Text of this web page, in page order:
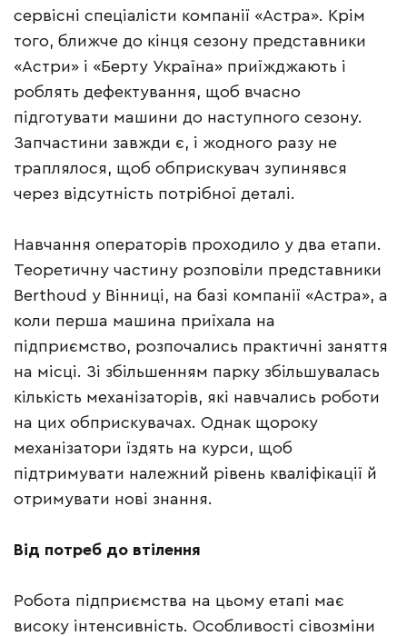
сервісні спеціалісти компанії «Астра». Крім
того, ближче до кінця сезону представники
«Астри» і «Берту Україна» приїжджають і
роблять дефектування, щоб вчасно
підготувати машини до наступного сезону.
Запчастини завжди є, і жодного разу не
траплялося, щоб обприскувач зупинявся
через відсутність потрібної деталі.
Навчання операторів проходило у два етапи.
Теоретичну частину розповіли представники
Berthoud у Вінниці, на базі компанії «Астра», а
коли перша машина приїхала на
підприємство, розпочались практичні заняття
на місці. Зі збільшенням парку збільшувалась
кількість механізаторів, які навчались роботи
на цих обприскувачах. Однак щороку
механізатори їздять на курси, щоб
підтримувати належний рівень кваліфікації й
отримувати нові знання.
Від потреб до втілення
Робота підприємства на цьому етапі має
високу інтенсивність. Особливості сівозміни